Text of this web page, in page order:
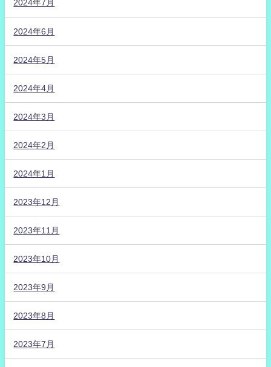
2024年7月
2024年6月
2024年5月
2024年4月
2024年3月
2024年2月
2024年1月
2023年12月
2023年11月
2023年10月
2023年9月
2023年8月
2023年7月